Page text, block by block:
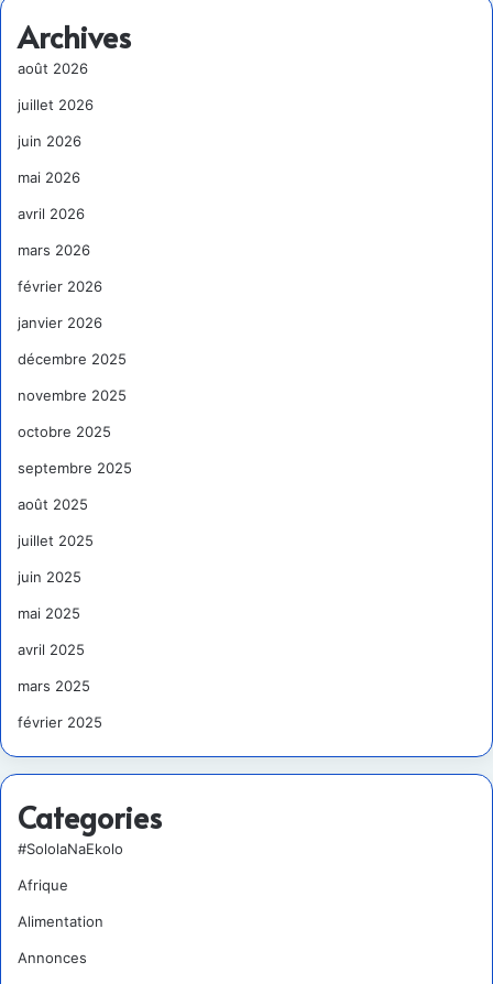
Archives
août 2026
juillet 2026
juin 2026
mai 2026
avril 2026
mars 2026
février 2026
janvier 2026
décembre 2025
novembre 2025
octobre 2025
septembre 2025
août 2025
juillet 2025
juin 2025
mai 2025
avril 2025
mars 2025
février 2025
Categories
#SololaNaEkolo
Afrique
Alimentation
Annonces